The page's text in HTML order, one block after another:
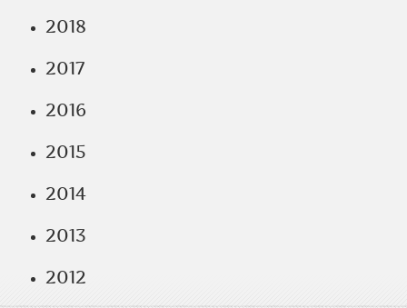
2018
2017
2016
2015
2014
2013
2012